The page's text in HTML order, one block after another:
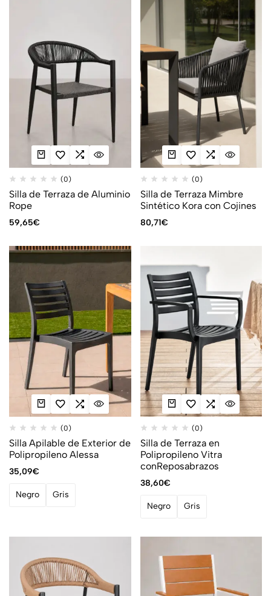
(0)
Silla de Terraza de Aluminio
Rope
59,65€
(0)
Silla de Terraza Mimbre
Sintético Kora con Cojines
80,71€
(0)
Silla Apilable de Exterior de
Polipropileno Alessa
35,09€
Negro Gris
(0)
Silla de Terraza en
Polipropileno Vitra
conReposabrazos
38,60€
Negro Gris